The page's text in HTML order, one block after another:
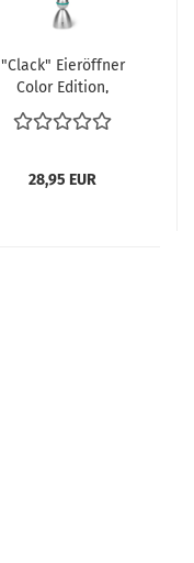
"Clack" Eieröffner
Color Edition,
Silikonkugel petrol
28,95 EUR